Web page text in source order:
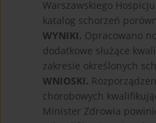
Warszawskiego
katalog schorzeń
WYNIKI. Opracowano
dodatkowe służące
zakresie określonych
WNIOSKI.
chorobowych
Minister Zdrowia